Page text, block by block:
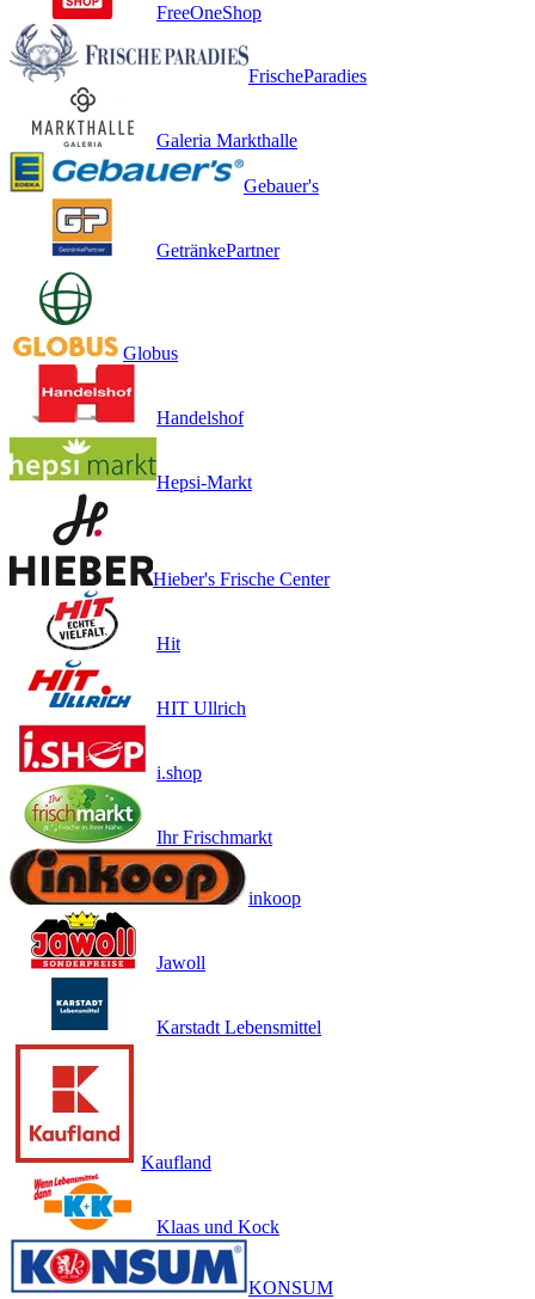
FreeOneShop
FrischeParadies
Galeria Markthalle
Gebauer's
GetränkePartner
Globus
Handelshof
Hepsi-Markt
Hieber's Frische Center
Hit
HIT Ullrich
i.shop
Ihr Frischmarkt
inkoop
Jawoll
Karstadt Lebensmittel
Kaufland
Klaas und Kock
KONSUM